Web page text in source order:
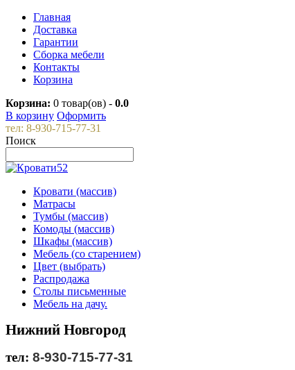
Главная
Доставка
Гарантии
Сборка мебели
Контакты
Корзина
Корзина: 0 товар(ов) - 0.0
В корзину Оформить
тел: 8-930-715-77-31
Поиск
Кровати (массив)
Матрасы
Тумбы (массив)
Комоды (массив)
Шкафы (массив)
Мебель (со старением)
Цвет (выбрать)
Распродажа
Столы письменные
Мебель на дачу.
Нижний Новгород
тел: 8-930-715-77-31